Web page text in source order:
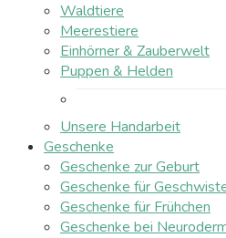
Waldtiere
Meerestiere
Einhörner & Zauberwelt
Puppen & Helden
Unsere Handarbeit
Geschenke
Geschenke zur Geburt
Geschenke für
Geschenke für Frühchen
Geschenke bei